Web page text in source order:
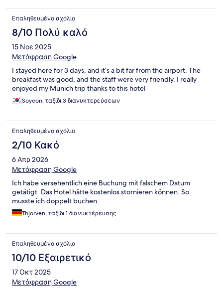
Επαληθευμένο σχόλιο
8/10 Πολύ καλό
15 Νοε 2025
Μετάφραση Google
I stayed here for 3 days, and it’s a bit far from the airport. The
breakfast was good, and the staff were very friendly. I really
enjoyed my Munich trip thanks to this hotel
Soyeon, ταξίδι 3 διανυκτερεύσεων
Επαληθευμένο σχόλιο
2/10 Κακό
6 Απρ 2026
Μετάφραση Google
Ich habe versehentlich eine Buchung mit falschem Datum
getätigt. Das Hotel hätte kostenlos stornieren können. So
musste ich doppelt buchen.
Thjorven, ταξίδι 1 διανυκτέρευσης
Επαληθευμένο σχόλιο
10/10 Εξαιρετικό
17 Οκτ 2025
Μετάφραση Google